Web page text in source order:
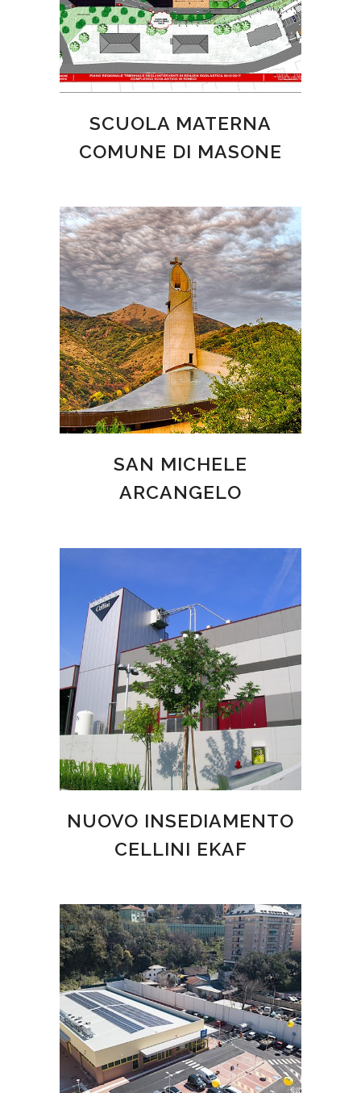
SCUOLA MATERNA
COMUNE DI MASONE
SAN MICHELE
ARCANGELO
NUOVO INSEDIAMENTO
CELLINI EKAF